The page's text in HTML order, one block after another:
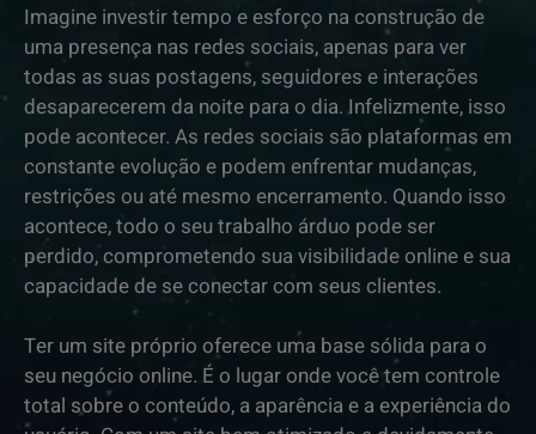
Imagine investir tempo e esforço na construção de
uma presença nas redes sociais, apenas para ver
todas as suas postagens, seguidores e interações
desaparecerem da noite para o dia. Infelizmente, isso
pode acontecer. As redes sociais são plataformas em
constante evolução e podem enfrentar mudanças,
restrições ou até mesmo encerramento. Quando isso
acontece, todo o seu trabalho árduo pode ser
perdido, comprometendo sua visibilidade online e sua
capacidade de se conectar com seus clientes.
Ter um site próprio oferece uma base sólida para o
seu negócio online. É o lugar onde você tem controle
total sobre o conteúdo, a aparência e a experiência do